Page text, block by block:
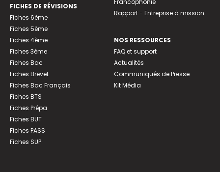
FICHES DE RÉVISIONS
Fiches 6ème
Fiches 5ème
Fiches 4ème
Fiches 3ème
Fiches Bac
Fiches Brevet
Fiches Bac Français
Fiches BTS
Fiches Prépa
Fiches BUT
Fiches PASS
Fiches SUP
Francophonie
Rapport - Entreprise à mission
NOS RESSOURCES
FAQ et support
Actualités
Communiqués de Presse
Kit Média